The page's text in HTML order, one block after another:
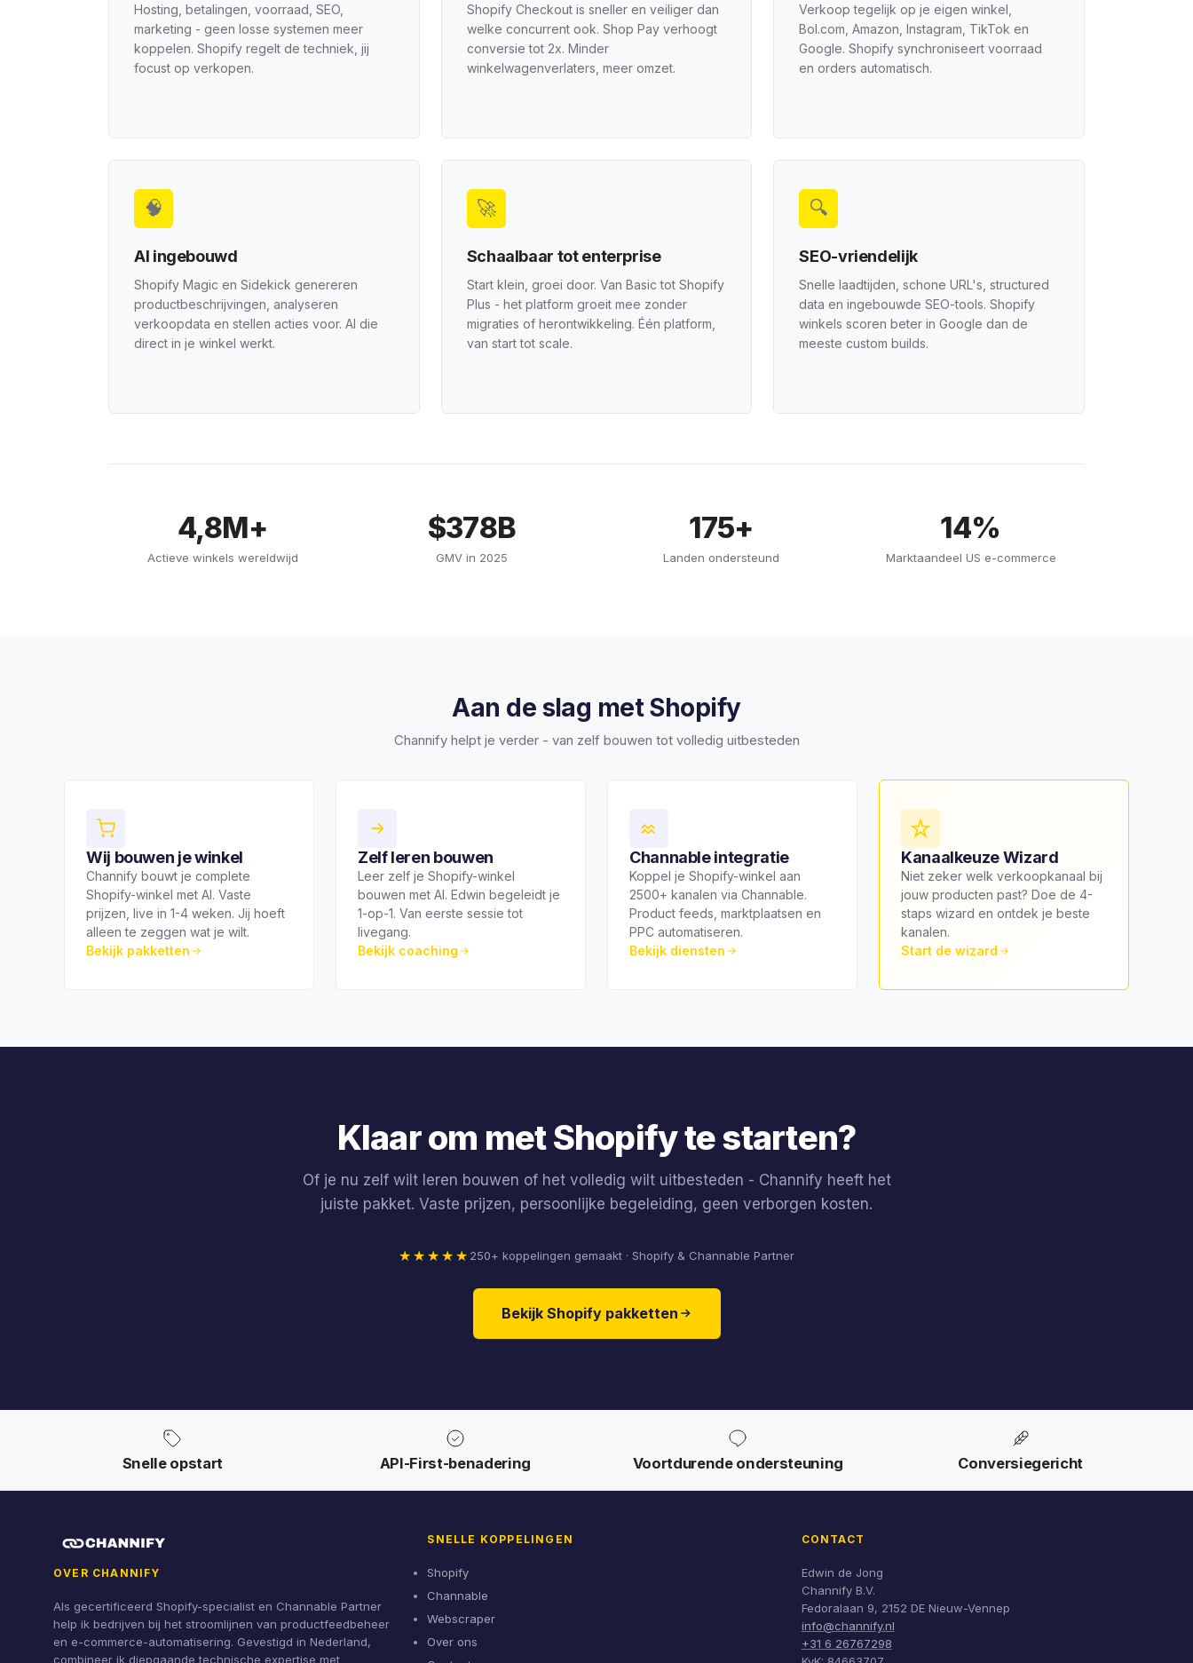
Hosting, betalingen, voorraad, SEO,
marketing - geen losse systemen meer
koppelen. Shopify regelt de techniek, jij
focust op verkopen.
Shopify Checkout is sneller en veiliger dan
welke concurrent ook. Shop Pay verhoogt
conversie tot 2x. Minder
winkelwagenverlaters, meer omzet.
Verkoop tegelijk op je eigen winkel,
Bol.com, Amazon, Instagram, TikTok en
Google. Shopify synchroniseert voorraad
en orders automatisch.
🧠
AI ingebouwd
Shopify Magic en Sidekick genereren
productbeschrijvingen, analyseren
verkoopdata en stellen acties voor. AI die
direct in je winkel werkt.
🚀
Schaalbaar tot enterprise
Start klein, groei door. Van Basic tot Shopify
Plus - het platform groeit mee zonder
migraties of herontwikkeling. Één platform,
van start tot scale.
🔍
SEO-vriendelijk
Snelle laadtijden, schone URL's, structured
data en ingebouwde SEO-tools. Shopify
winkels scoren beter in Google dan de
meeste custom builds.
4,8M+
Actieve winkels wereldwijd
$378B
GMV in 2025
175+
Landen ondersteund
14%
Marktaandeel US e-commerce
Aan de slag met Shopify
Channify helpt je verder - van zelf bouwen tot volledig uitbesteden
Wij bouwen je winkel
Channify bouwt je complete
Shopify-winkel met AI. Vaste
prijzen, live in 1-4 weken. Jij hoeft
alleen te zeggen wat je wilt.
Bekijk pakketten
Zelf leren bouwen
Leer zelf je Shopify-winkel
bouwen met AI. Edwin begeleidt je
1-op-1. Van eerste sessie tot
livegang.
Bekijk coaching
Channable integratie
Koppel je Shopify-winkel aan
2500+ kanalen via Channable.
Product feeds, marktplaatsen en
PPC automatiseren.
Bekijk diensten
Kanaalkeuze Wizard
Niet zeker welk verkoopkanaal bij
jouw producten past? Doe de 4-
staps wizard en ontdek je beste
kanalen.
Start de wizard
Klaar om met Shopify te starten?
Of je nu zelf wilt leren bouwen of het volledig wilt uitbesteden - Channify heeft het
juiste pakket. Vaste prijzen, persoonlijke begeleiding, geen verborgen kosten.
★★★★★ 250+ koppelingen gemaakt · Shopify & Channable Partner
Bekijk Shopify pakketten
Snelle opstart API-First-benadering Voortdurende ondersteuning Conversiegericht
OVER CHANNIFY
Als gecertificeerd Shopify-specialist en Channable Partner
help ik bedrijven bij het stroomlijnen van productfeedbeheer
en e-commerce-automatisering. Gevestigd in Nederland,
combineer ik diepgaande technische expertise met
SNELLE KOPPELINGEN
Shopify
Channable
Webscraper
Over ons
CONTACT
Edwin de Jong
Channify B.V.
Fedoralaan 9, 2152 DE Nieuw-Vennep
info@channify.nl
+31 6 26767298